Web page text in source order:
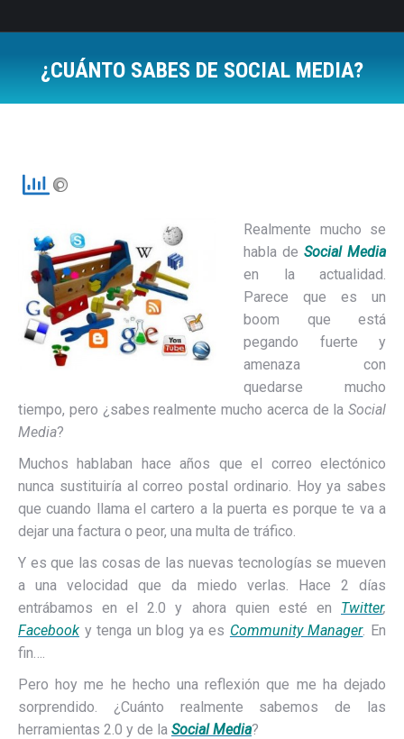
¿CUÁNTO SABES DE SOCIAL MEDIA?
Realmente mucho se
habla de Social Media
en la actualidad.
Parece que es un
boom que está
pegando fuerte y
amenaza con
quedarse mucho
tiempo, pero ¿sabes realmente mucho acerca de la Social
Media?
Muchos hablaban hace años que el correo electónico
nunca sustituiría al correo postal ordinario. Hoy ya sabes
que cuando llama el cartero a la puerta es porque te va a
dejar una factura o peor, una multa de tráfico.
Y es que las cosas de las nuevas tecnologías se mueven
a una velocidad que da miedo verlas. Hace 2 días
entrábamos en el 2.0 y ahora quien esté en Twitter,
Facebook y tenga un blog ya es Community Manager. En
fin….
Pero hoy me he hecho una reflexión que me ha dejado
sorprendido. ¿Cuánto realmente sabemos de las
herramientas 2.0 y de la Social Media?